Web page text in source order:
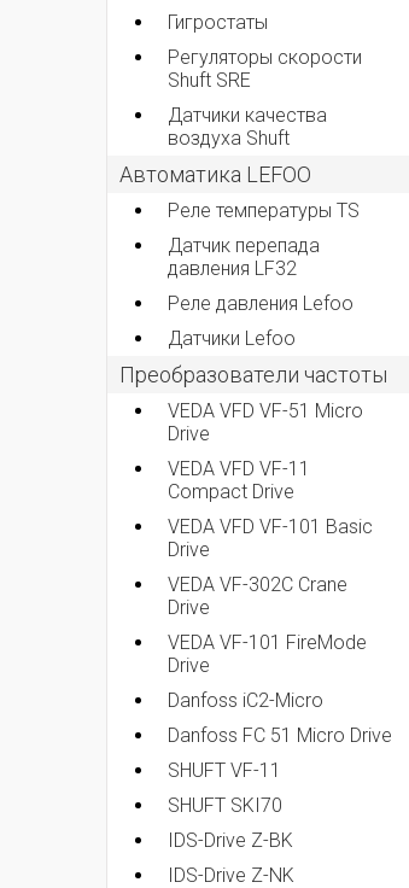
Гигростаты
Регуляторы скорости
Shuft SRE
Датчики качества
воздуха Shuft
Автоматика LEFOO
Реле температуры TS
Датчик перепада
давления LF32
Реле давления Lefoo
Датчики Lefoo
Преобразователи частоты
VEDA VFD VF-51 Micro
Drive
VEDA VFD VF-11
Compact Drive
VEDA VFD VF-101 Basic
Drive
VEDA VF-302C Crane
Drive
VEDA VF-101 FireMode
Drive
Danfoss iC2-Micro
Danfoss FC 51 Micro Drive
SHUFT VF-11
SHUFT SKI70
IDS-Drive Z-BK
IDS-Drive Z-NK